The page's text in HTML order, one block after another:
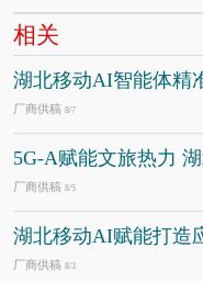
相关
湖北移动AI智能体精
厂商供稿 8/7
5G-A赋能文旅热力
厂商供稿 8/5
湖北移动AI赋能打造
厂商供稿 8/3